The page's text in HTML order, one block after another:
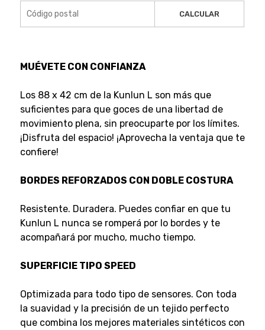
CALCULAR
MUÉVETE CON CONFIANZA
Los 88 x 42 cm de la Kunlun L son más que
suficientes para que goces de una libertad de
movimiento plena, sin preocuparte por los límites.
¡Disfruta del espacio! ¡Aprovecha la ventaja que te
confiere!
BORDES REFORZADOS CON DOBLE COSTURA
Resistente. Duradera. Puedes confiar en que tu
Kunlun L nunca se romperá por lo bordes y te
acompañará por mucho, mucho tiempo.
SUPERFICIE TIPO SPEED
Optimizada para todo tipo de sensores. Con toda
la suavidad y la precisión de un tejido perfecto
que combina los mejores materiales sintéticos con